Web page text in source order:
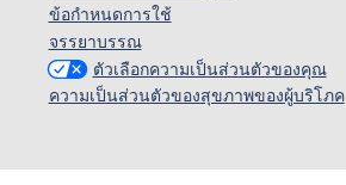
ข้อกำหนดการใช้
จรรยาบรรณ
ตัวเลือกความเป็นส่วนตัวของคุณ
ความเป็นส่วนตัวของสุขภาพของผู้บริโภค